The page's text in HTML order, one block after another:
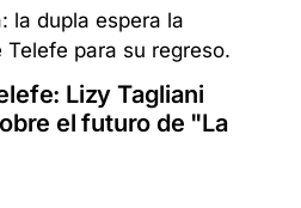
Lizy Tagliani
el futuro de "La